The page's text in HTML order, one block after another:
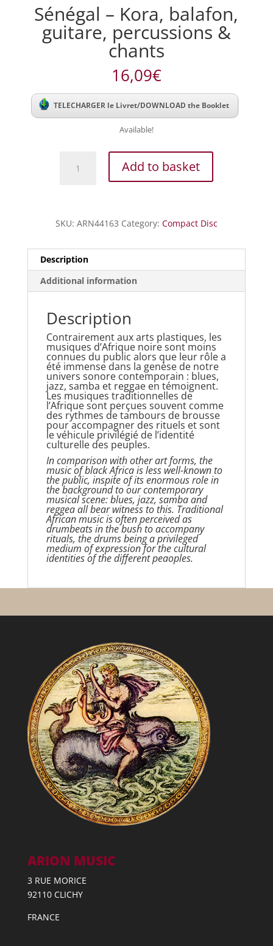
Sénégal – Kora, balafon,
guitare, percussions &
chants
16,09€
TELECHARGER le Livret/DOWNLOAD the Booklet
Available!
percussions
chants
quantity
Add to basket
SKU: ARN44163 Category: Compact Disc
Description
Additional information
Description
Contrairement aux arts plastiques, les
musiques d’Afrique noire sont moins
connues du public alors que leur rôle a
été immense dans la genèse de notre
univers sonore contemporain : blues,
jazz, samba et reggae en témoignent.
Les musiques traditionnelles de
l’Afrique sont perçues souvent comme
des rythmes de tambours de brousse
pour accompagner des rituels et sont
le véhicule privilégié de l’identité
culturelle des peuples.
In comparison with other art forms, the
music of black Africa is less well-known to
the public, inspite of its enormous role in
the background to our contemporary
musical scene: blues, jazz, samba and
reggea all bear witness to this. Traditional
African music is often perceived as
drumbeats in the bush to accompany
rituals, the drums being a privileged
medium of expression for the cultural
identities of the different peaoples.
ARION MUSIC
3 RUE MORICE
92110 CLICHY
FRANCE